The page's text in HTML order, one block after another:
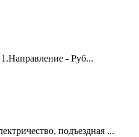
- Руб...
подъездная ...